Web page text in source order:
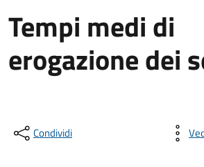
Tempi medi di
erogazione dei
Condividi